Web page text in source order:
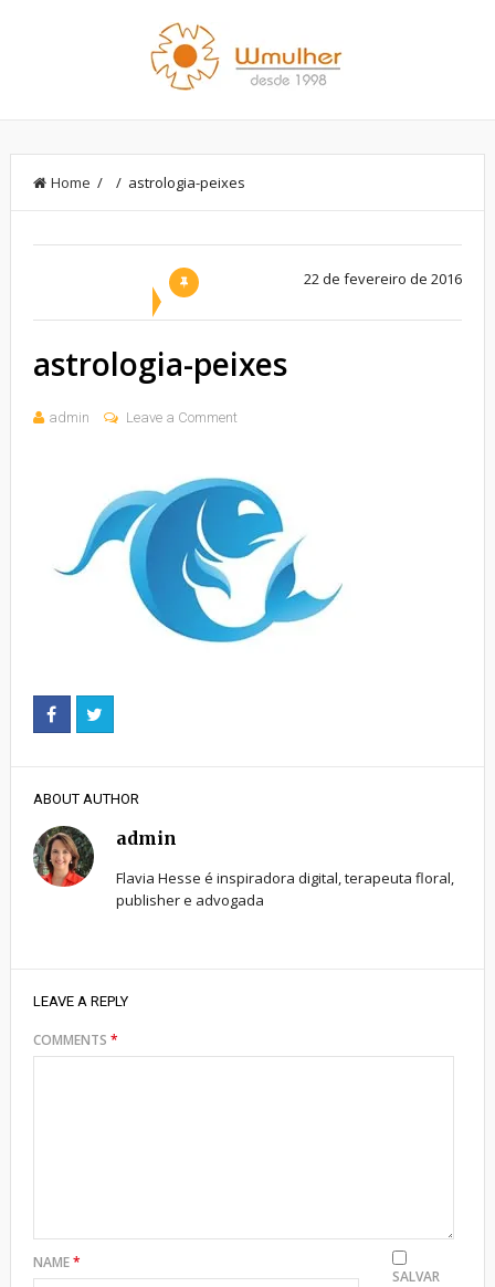
Home / / astrologia-peixes
22 de fevereiro de 2016
astrologia-peixes
admin Leave a Comment
ABOUT AUTHOR
admin
Flavia Hesse é inspiradora digital, terapeuta floral,
publisher e advogada
LEAVE A REPLY
COMMENTS *
NAME*
SALVAR